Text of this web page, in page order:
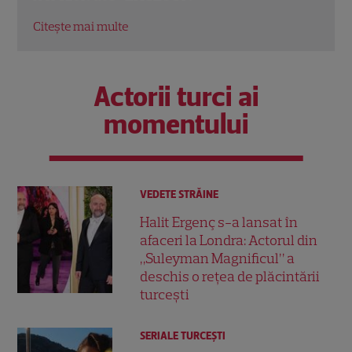
Citește mai multe
Actorii turci ai
momentului
VEDETE STRĂINE
Halit Ergenç s-a lansat în
afaceri la Londra: Actorul din
„Suleyman Magnificul” a
deschis o rețea de plăcintării
turcești
SERIALE TURCEŞTI